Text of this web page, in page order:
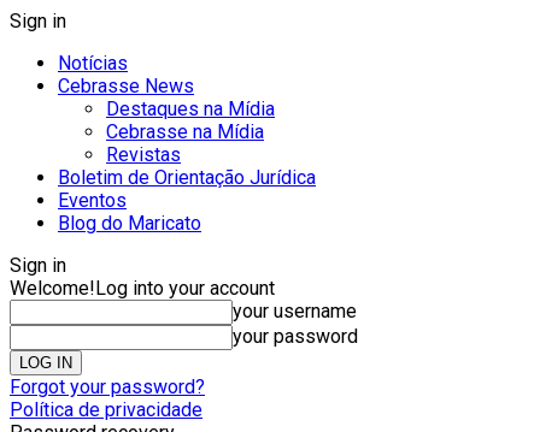
Sign in
Notícias
Cebrasse News
Destaques na Mídia
Cebrasse na Mídia
Revistas
Boletim de Orientação Jurídica
Eventos
Blog do Maricato
Sign in
Welcome!Log into your account
your username
your password
Forgot your password?
Política de privacidade